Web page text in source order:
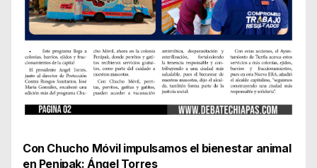
Con Chucho Móvil impulsamos el bienestar animal
en Penipak: Ángel Torres